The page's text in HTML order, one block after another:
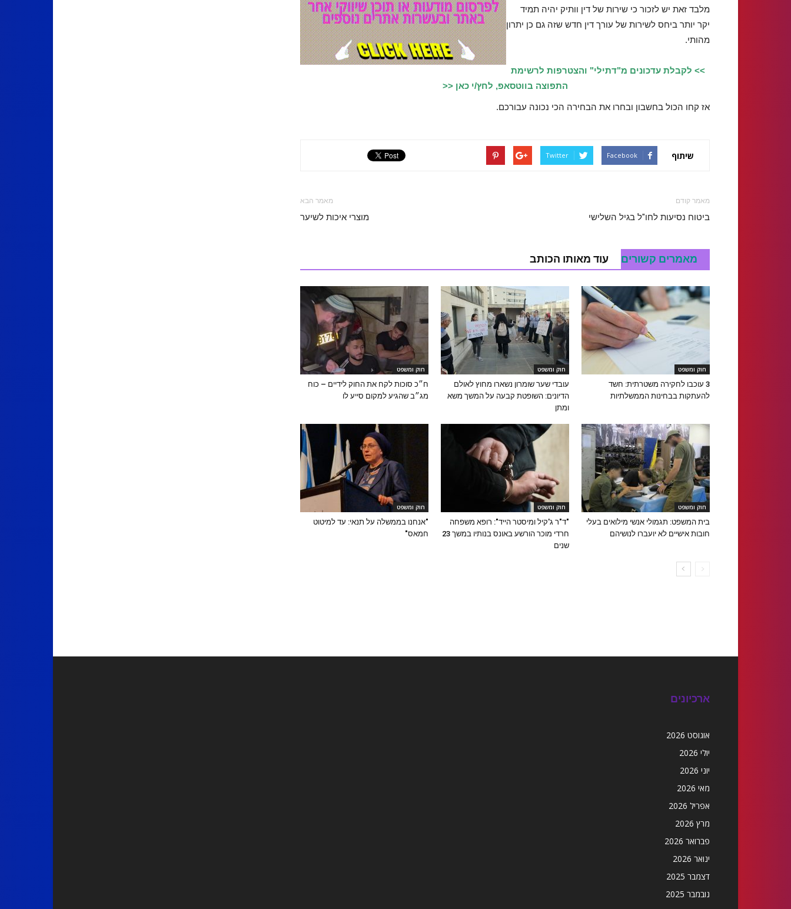
מלבד זאת יש לזכור כי שירות של דין וותיק יהיה תמיד
יקר יותר ביחס לשירות של עורך דין חדש שזה גם כן יתרון
מהותי.
>> לקבלת עדכונים מ"דתילי" והצטרפות לרשימת
התפוצה בווטסאפ, לחץ/י כאן <<
אז קחו הכול בחשבון ובחרו את הבחירה הכי נכונה עבורכם.
שיתוף Facebook
Twitter
מאמר קודם
ביטוח נסיעות לחו"ל בגיל השלישי
מאמר הבא
מוצרי איכות לשיער
מאמרים קשורים עוד מאותו הכותב
חוק ומשפט
3 עוכבו לחקירה משטרתית: חשד
להעתקות בבחינות הממשלתיות
חוק ומשפט
עובדי שער שומרון נשארו מחוץ לאולם
הדיונים: השופטת קבעה על המשך משא
ומתן
חוק ומשפט
ח״כ סוכות לקח את החוק לידיים – כוח
מג״ב שהגיע למקום סייע לו
חוק ומשפט
בית המשפט: תגמולי אנשי מילואים בעלי
חובות אישיים לא יועברו לנושיהם
חוק ומשפט
"ד"ר ג'קיל ומיסטר הייד": רופא משפחה
חרדי מוכר הורשע באונס בנותיו במשך 23
שנים
חוק ומשפט
"אנחנו בממשלה על תנאי: עד למיטוט
חמאס"
ארכיונים
אוגוסט 2026
יולי 2026
יוני 2026
מאי 2026
אפריל 2026
מרץ 2026
פברואר 2026
ינואר 2026
דצמבר 2025
נובמבר 2025